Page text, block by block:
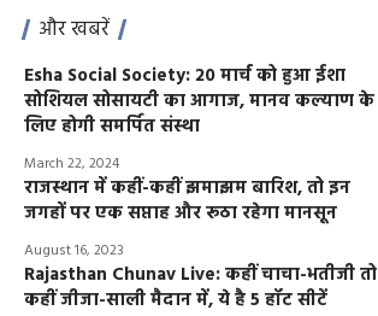
और खबरें
Esha Social Society: 20 मार्च को हुआ ईशा
सोशियल सोसायटी का आगाज, मानव कल्याण के
लिए होगी समर्पित संस्था
March 22, 2024
राजस्थान में कहीं-कहीं झमाझम बारिश, तो इन
जगहों पर एक सप्ताह और रूठा रहेगा मानसून
August 16, 2023
Rajasthan Chunav Live: कहीं चाचा-भतीजी तो
कहीं जीजा-साली मैदान में, ये है 5 हॉट सीटें